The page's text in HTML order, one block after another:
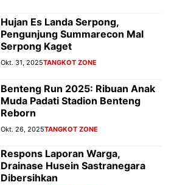
Hujan Es Landa Serpong,
Pengunjung Summarecon Mal
Serpong Kaget
Okt. 31, 2025TANGKOT ZONE
Benteng Run 2025: Ribuan Anak
Muda Padati Stadion Benteng
Reborn
Okt. 26, 2025TANGKOT ZONE
Respons Laporan Warga,
Drainase Husein Sastranegara
Dibersihkan